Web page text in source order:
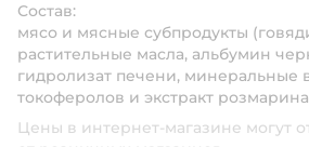
Состав:
мясо и мясные субпродукты
растительные масла, альбумин
гидролизат печени, минеральные
токоферолов и экстракт
Цены в интернет-магазине могут